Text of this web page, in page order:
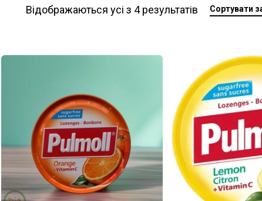
Сортувати
Відображаються усі з 4 результатів